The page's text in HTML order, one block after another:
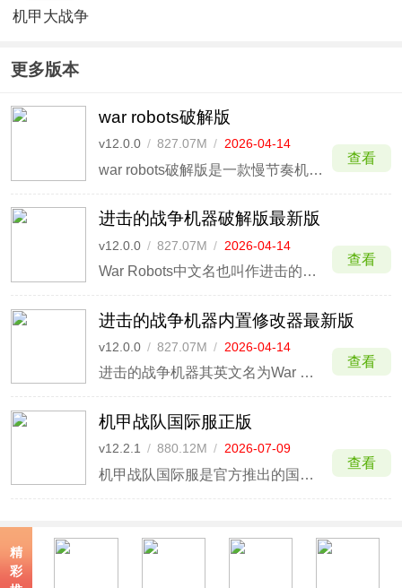
机甲大战争
更多版本
war robots破解版
v12.0.0 / 827.07M / 2026-04-14
war robots破解版是一款慢节奏机甲射击游戏，游戏的背景设定在宇宙中，玩家需要操控战争机器来对抗其他机甲，游戏中除了射击以外，最大的乐趣就是为自己的机甲配置各种武器，像是蓄能炮、激光炮、能量炮、散弹炮，总之就是自己搭配各种炮来提升自己的战斗力，非常有趣。
查看
进击的战争机器破解版最新版
v12.0.0 / 827.07M / 2026-04-14
War Robots中文名也叫作进击的战争机器，这是一款以"机器人"为题材的多人对战射击手游，游戏整体采用了强大的3D引擎制作而成，不论是美轮美奂的游戏画风，还是栩栩如生的角色立绘，都赋予了玩家极其紧张刺激的代入感。
查看
进击的战争机器内置修改器最新版
v12.0.0 / 827.07M / 2026-04-14
进击的战争机器其英文名为War Robots，它是一款极为出色的多人对战射击类竞技游戏，该游戏凭借着其内高清精致的画面、炫酷科幻的机甲风格、细腻的机甲造型设定以及极为真实的射击感等优势，备受玩家们的喜爱。
查看
机甲战队国际服正版
v12.2.1 / 880.12M / 2026-07-09
机甲战队国际服是官方推出的国际版本，与国服相比，这里你不只匹配中国玩家，还能与来自日本、美国、韩国等多国玩家同台竞技，感受全球对战的热血与刺激。机甲战队国际服游戏支持11种语言，包括英语、西班牙语、葡萄牙语、俄语和简体中文，同时提供专属国际服礼包与丰富福利，全部免费领取。
查看
精
彩